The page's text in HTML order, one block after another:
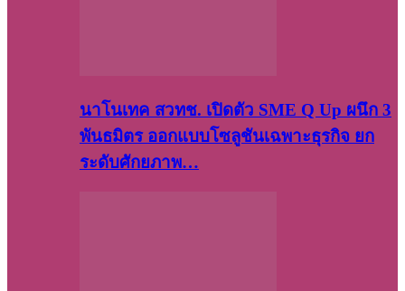
นาโนเทค สวทช. เปิดตัว SME Q Up ผนึก 3
พันธมิตร ออกแบบโซลูชันเฉพาะธุรกิจ ยก
ระดับศักยภาพ…